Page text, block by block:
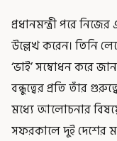
প্রধানমন্ত্রী পরে
উল্লেখ করেন। তিনি
‘ভাই’ সম্বোধন করে
বন্ধুত্বের প্রতি তাঁর
মধ্যে আলোচনার
সফরকালে দুই দেশের